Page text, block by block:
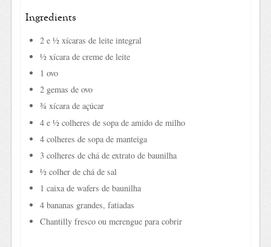
Ingredients
2 e ½ xícaras de leite integral
½ xícara de creme de leite
1 ovo
2 gemas de ovo
¾ xícara de açúcar
4 e ½ colheres de sopa de amido de milho
4 colheres de sopa de manteiga
3 colheres de chá de extrato de baunilha
½ colher de chá de sal
1 caixa de wafers de baunilha
4 bananas grandes, fatiadas
Chantilly fresco ou merengue para cobrir